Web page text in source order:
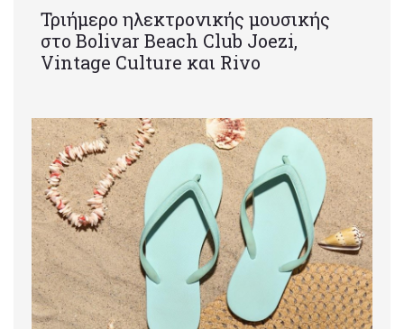
Τριήμερο ηλεκτρονικής μουσικής
στο Bolivar Beach Club Joezi,
Vintage Culture και Rivo